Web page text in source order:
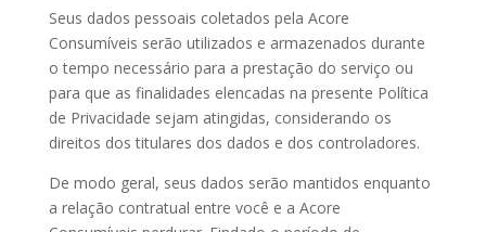
Seus dados pessoais coletados pela Acore
Consumíveis serão utilizados e armazenados durante
o tempo necessário para a prestação do serviço ou
para que as finalidades elencadas na presente Política
de Privacidade sejam atingidas, considerando os
direitos dos titulares dos dados e dos controladores.
De modo geral, seus dados serão mantidos enquanto
a relação contratual entre você e a Acore